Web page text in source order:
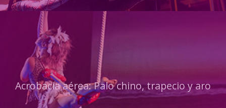
Acrobacia aérea: Palo chino, trapecio y aro